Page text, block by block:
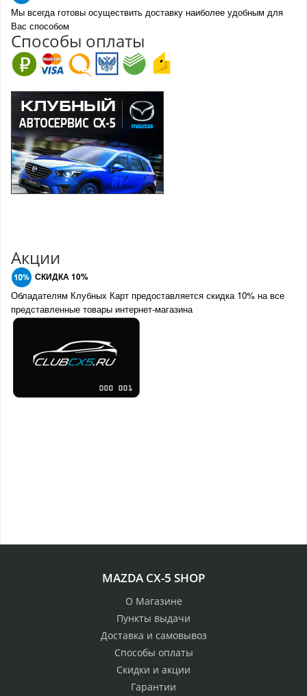
Мы всегда готовы осуществить доставку наиболее удобным для
Вас способом
Способы оплаты
Акции
СКИДКА 10%
Обладателям Клубных Карт предоставляется скидка 10% на все
представленные товары интернет-магазина
MAZDA CX-5 SHOP
О Магазине
Пункты выдачи
Доставка и самовывоз
Способы оплаты
Скидки и акции
Гарантии